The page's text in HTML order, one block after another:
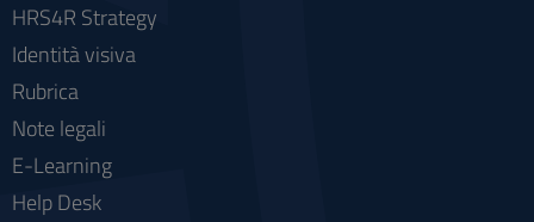
HRS4R Strategy
Identità visiva
Rubrica
Note legali
E-Learning
Help Desk